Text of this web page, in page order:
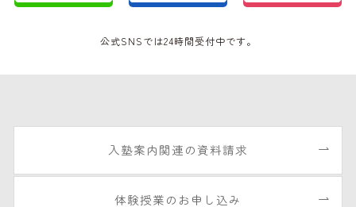
公式SNSでは24時間受付中です。
入塾案内関連の資料請求
体験授業のお申し込み